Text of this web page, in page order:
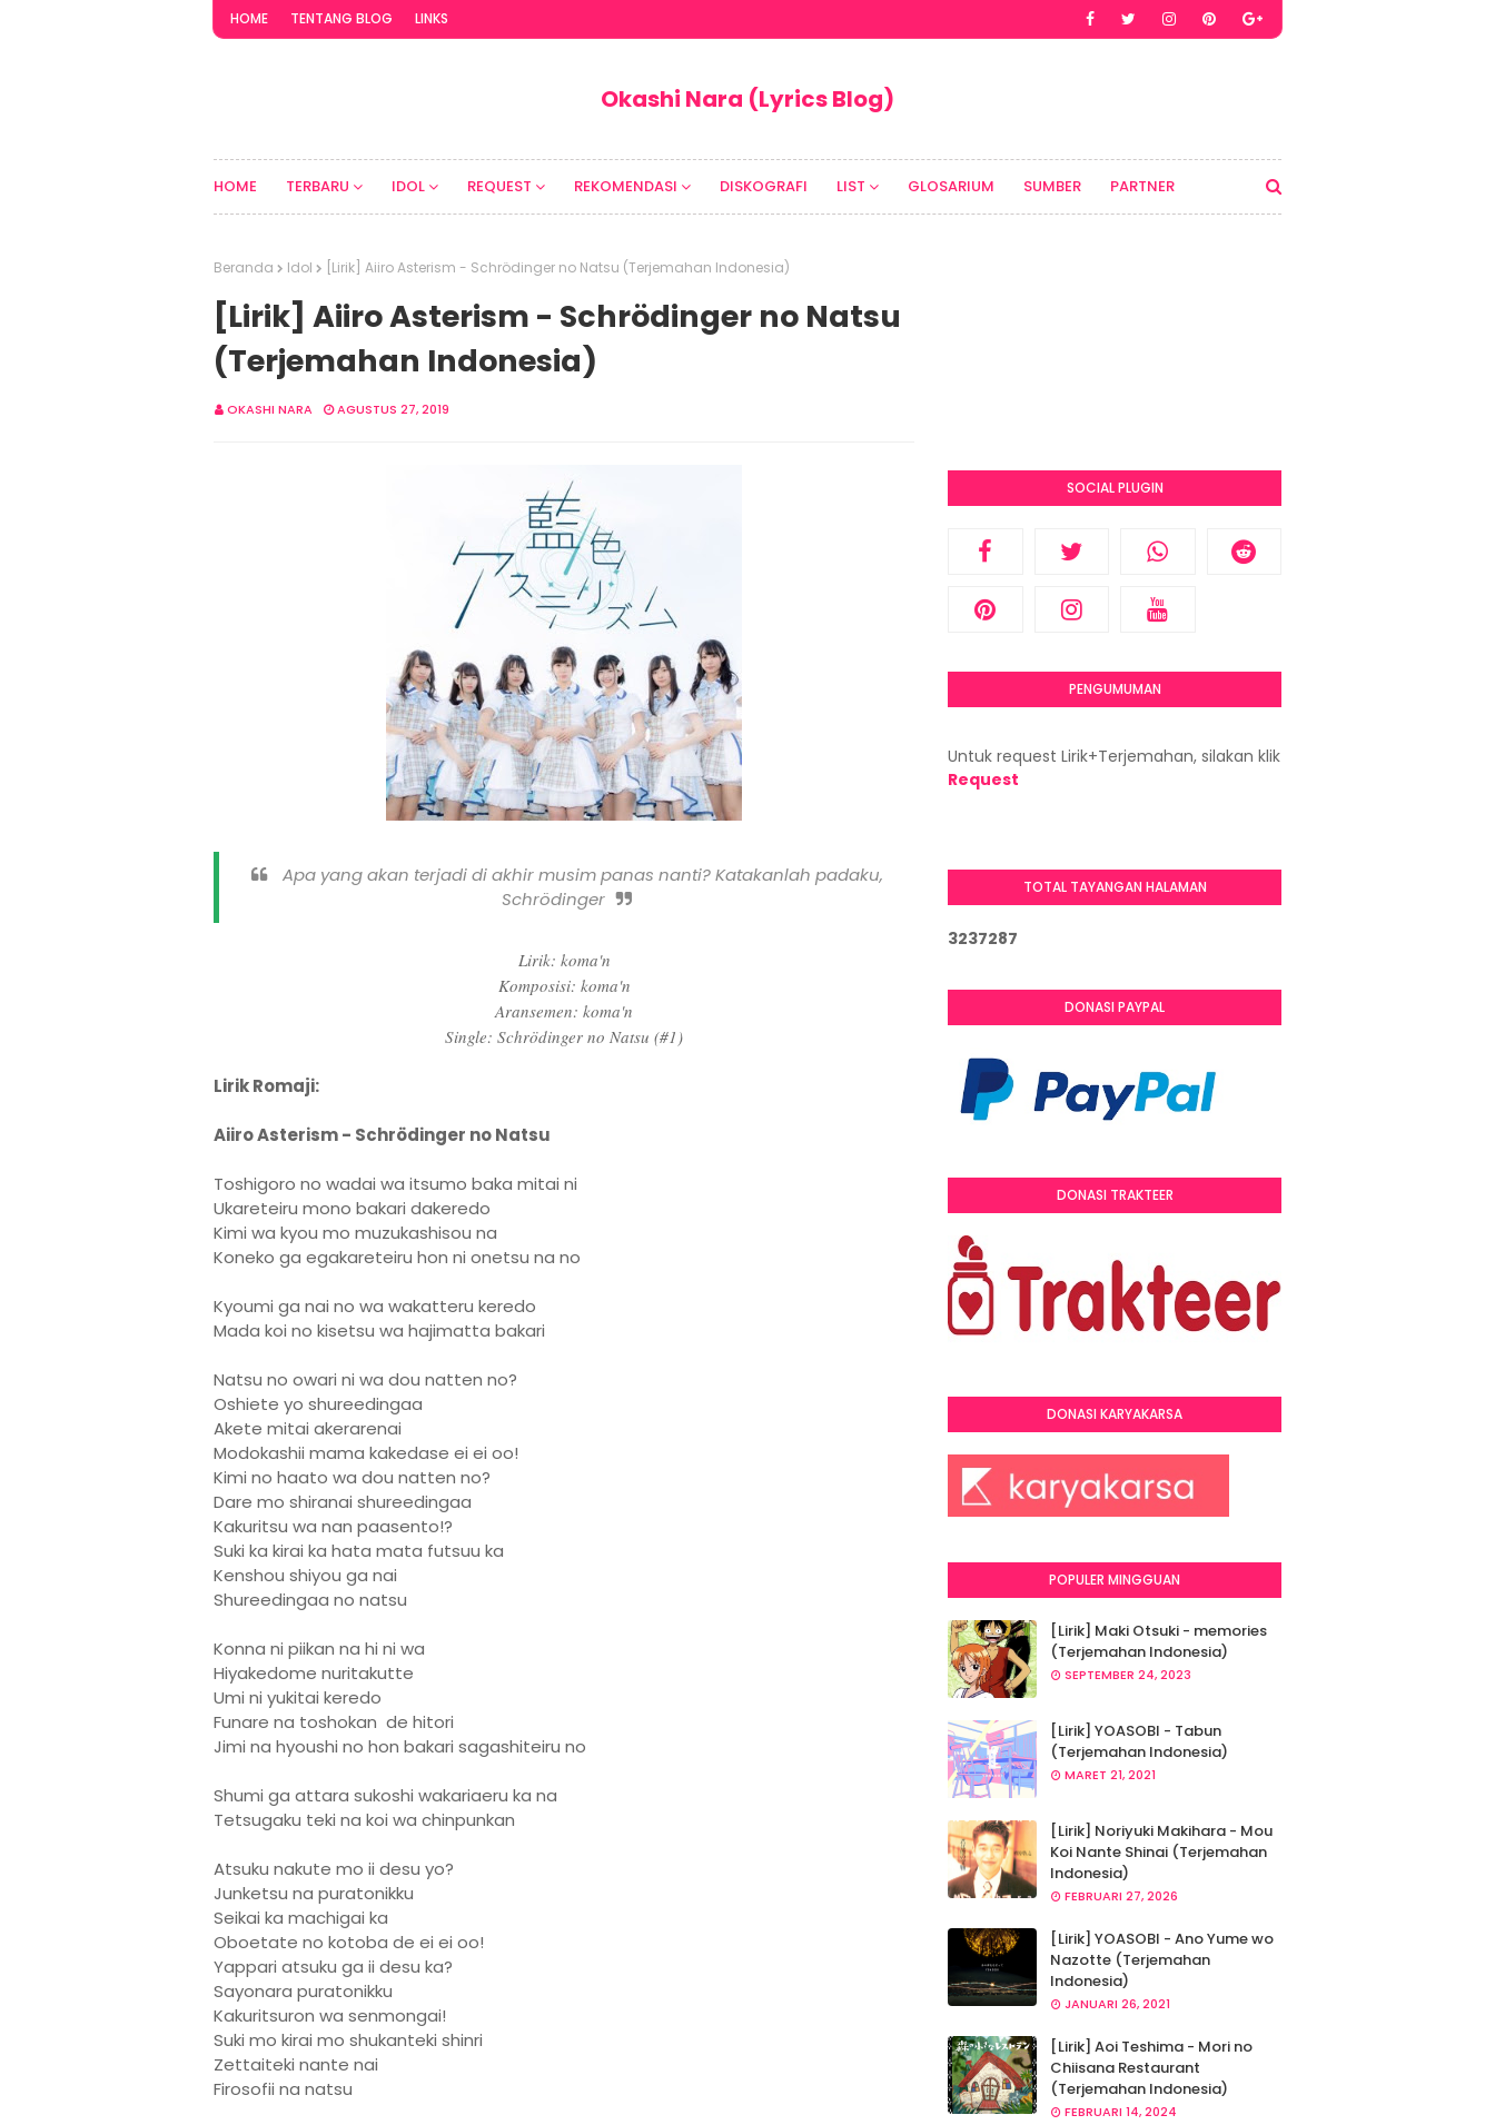
HOME TENTANG BLOG LINKS
Okashi Nara (Lyrics Blog)
HOME TERBARU IDOL REQUEST REKOMENDASI DISKOGRAFI LIST GLOSARIUM SUMBER PARTNER
Beranda Idol [Lirik] Aiiro Asterism - Schrödinger no Natsu (Terjemahan Indonesia)
[Lirik] Aiiro Asterism - Schrödinger no Natsu
(Terjemahan Indonesia)
OKASHI NARA AGUSTUS 27, 2019
Apa yang akan terjadi di akhir musim panas nanti? Katakanlah padaku,
Schrödinger
Lirik: koma'n
Komposisi: koma'n
Aransemen: koma'n
Single: Schrödinger no Natsu (#1)
Lirik Romaji:
Aiiro Asterism - Schrödinger no Natsu
Toshigoro no wadai wa itsumo baka mitai ni
Ukareteiru mono bakari dakeredo
Kimi wa kyou mo muzukashisou na
Koneko ga egakareteiru hon ni onetsu na no
Kyoumi ga nai no wa wakatteru keredo
Mada koi no kisetsu wa hajimatta bakari
Natsu no owari ni wa dou natten no?
Oshiete yo shureedingaa
Akete mitai akerarenai
Modokashii mama kakedase ei ei oo!
Kimi no haato wa dou natten no?
Dare mo shiranai shureedingaa
Kakuritsu wa nan paasento!?
Suki ka kirai ka hata mata futsuu ka
Kenshou shiyou ga nai
Shureedingaa no natsu
Konna ni piikan na hi ni wa
Hiyakedome nuritakutte
Umi ni yukitai keredo
Funare na toshokan de hitori
Jimi na hyoushi no hon bakari sagashiteiru no
Shumi ga attara sukoshi wakariaeru ka na
Tetsugaku teki na koi wa chinpunkan
Atsuku nakute mo ii desu yo?
Junketsu na puratonikku
Seikai ka machigai ka
Oboetate no kotoba de ei ei oo!
Yappari atsuku ga ii desu ka?
Sayonara puratonikku
Kakuritsuron wa senmongai!
Suki mo kirai mo shukanteki shinri
Zettaiteki nante nai
Firosofii na natsu
SOCIAL PLUGIN
PENGUMUMAN
Untuk request Lirik+Terjemahan, silakan klik
Request
TOTAL TAYANGAN HALAMAN
3237287
DONASI PAYPAL
DONASI TRAKTEER
DONASI KARYAKARSA
POPULER MINGGUAN
[Lirik] Maki Otsuki - memories
(Terjemahan Indonesia)
SEPTEMBER 24, 2023
[Lirik] YOASOBI - Tabun
(Terjemahan Indonesia)
MARET 21, 2021
[Lirik] Noriyuki Makihara - Mou
Koi Nante Shinai (Terjemahan
Indonesia)
FEBRUARI 27, 2026
[Lirik] YOASOBI - Ano Yume wo
Nazotte (Terjemahan
Indonesia)
JANUARI 26, 2021
[Lirik] Aoi Teshima - Mori no
Chiisana Restaurant
(Terjemahan Indonesia)
FEBRUARI 14, 2024